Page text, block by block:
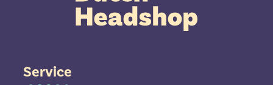
Service